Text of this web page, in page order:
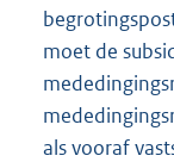
moet de
als vooraf